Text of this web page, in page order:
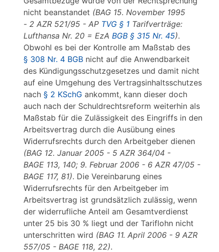
nicht beanstandet (BAG 15. November 1995
- 2 AZR 521/95 - AP TVG § 1 Tarifverträge:
Lufthansa Nr. 20 = EzA BGB § 315 Nr. 45).
Obwohl es bei der Kontrolle am Maßstab des
§ 308 Nr. 4 BGB nicht auf die Anwendbarkeit
des Kündigungsschutzgesetzes und damit nicht
auf eine Umgehung des Vertragsinhaltsschutzes
nach § 2 KSchG ankommt, kann dieser doch
auch nach der Schuldrechtsreform weiterhin als
Maßstab für die Zulässigkeit des Eingriffs in den
Arbeitsvertrag durch die Ausübung eines
Widerrufsrechts durch den Arbeitgeber dienen
(BAG 12. Januar 2005 - 5 AZR 364/04 -
BAGE 113, 140; 9. Februar 2006 - 6 AZR 47/05 -
BAGE 117, 81). Die Vereinbarung eines
Widerrufsrechts für den Arbeitgeber im
Arbeitsvertrag ist grundsätzlich zulässig, wenn
der widerrufliche Anteil am Gesamtverdienst
unter 25 bis 30 % liegt und der Tariflohn nicht
unterschritten wird (BAG 11. April 2006 - 9 AZR
557/05 - BAGE 118, 22).